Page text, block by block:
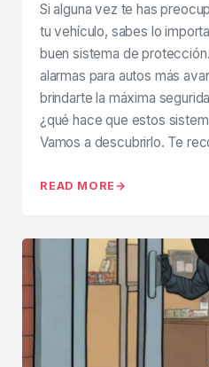
Si alguna vez te has
tu vehículo, sabes lo
buen sistema de
alarmas para autos más
brindarte la máxima
¿qué hace que estos
Vamos a descubrirlo. Te
READ MORE